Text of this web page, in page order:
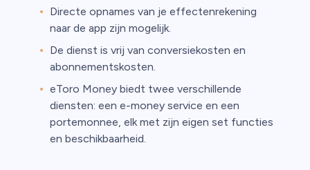
Directe opnames van je effectenrekening
naar de app zijn mogelijk.
De dienst is vrij van conversiekosten en
abonnementskosten.
eToro Money biedt twee verschillende
diensten: een e-money service en een
portemonnee, elk met zijn eigen set functies
en beschikbaarheid.